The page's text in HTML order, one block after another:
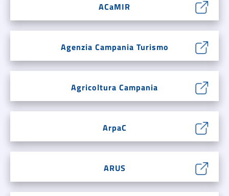
ACaMIR
Agenzia Campania Turismo
Agricoltura Campania
ArpaC
ARUS